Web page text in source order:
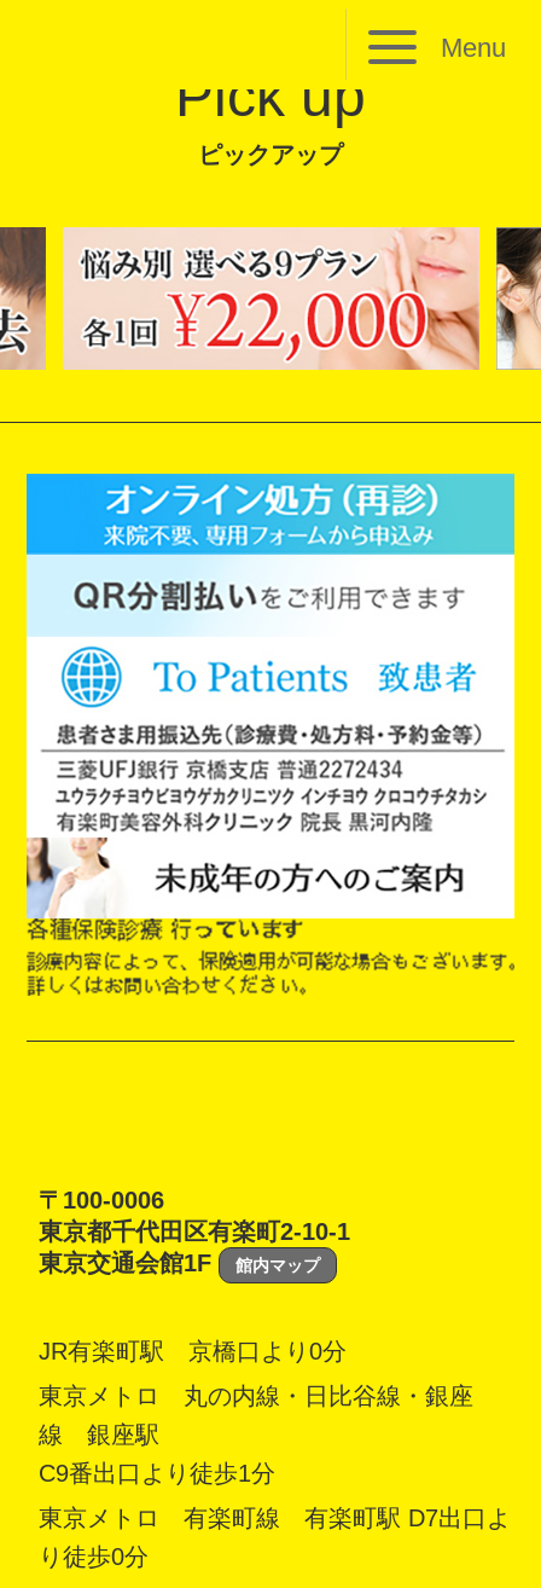
Menu
Pick up
ピックアップ
〒100-0006
東京都千代田区有楽町2-10-1
東京交通会館1F
館内マップ
JR有楽町駅 京橋口より0分
東京メトロ 丸の内線・日比谷線・銀座
線 銀座駅
C9番出口より徒歩1分
東京メトロ 有楽町線 有楽町駅 D7出口よ
り徒歩0分